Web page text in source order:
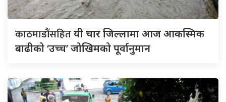
काठमाडौंसहितयी चार जिल्लामा आज आकस्मिक
बाढीको ‘उच्च’ जोखिमको पूर्वानुमान